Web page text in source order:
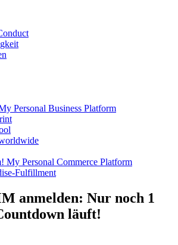
Personal Business Platform
My Personal Commerce Platform
Fulfillment
anmelden: Nur noch 1
läuft!